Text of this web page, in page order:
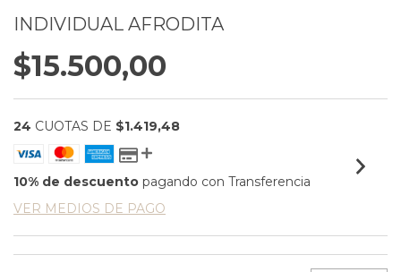
INDIVIDUAL AFRODITA
$15.500,00
24 CUOTAS DE $1.419,48
10% de descuento pagando con Transferencia
VER MEDIOS DE PAGO